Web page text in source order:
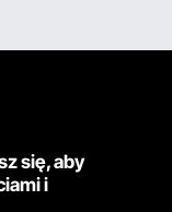
się, aby
i